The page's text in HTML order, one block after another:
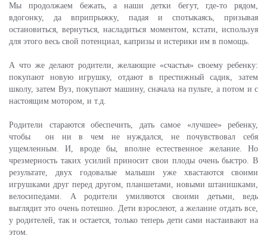
Мы продолжаем бежать, а наши детки бегут, где-то рядом,
вдогонку, да вприпрыжку, падая и спотыкаясь, призывая
остановиться, вернуться, насладиться моментом, кстати, используя
для этого весь свой потенциал, капризы и истерики им в помощь.
А что же делают родители, желающие «счастья» своему ребенку:
покупают новую игрушку, отдают в престижный садик, затем
школу, затем Вуз, покупают машину, сначала на пульте, а потом и с
настоящим мотором, и т.д.
Родители стараются обеспечить, дать самое «лучшее» ребенку,
чтобы он ни в чем не нуждался, не почувствовал себя
ущемленным. И, вроде бы, вполне естественное желание. Но
чрезмерность таких усилий приносит свои плоды очень быстро. В
результате, двух годовалые малыши уже хвастаются своими
игрушками друг перед другом, планшетами, новыми штанишками,
велосипедами. А родители умиляются своими детьми, ведь
выглядит это очень потешно. Дети взрослеют, а желание отдать все,
у родителей, так и остается, только теперь дети сами настаивают на
этом.